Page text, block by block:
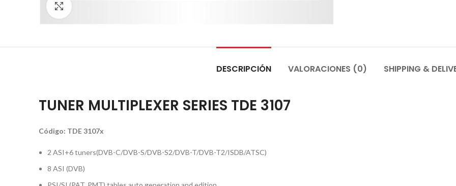
DESCRIPCIÓN VALORACIONES (0) SHIPPING &
TUNER MULTIPLEXER SERIES TDE 3107
Código: TDE 3107x
2 ASI+6 tuners(DVB-C/DVB-S/DVB-S2/DVB-T/DVB-T2/ISDB/ATSC)
8 ASI (DVB)